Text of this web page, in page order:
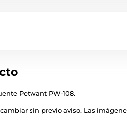
Petwant PW-108.
sin previo aviso. Las